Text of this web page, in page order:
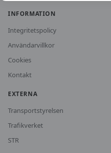
INFORMATION
Integritetspolicy
Användarvillkor
Cookies
Kontakt
EXTERNA
Transportstyrelsen
Trafikverket
STR